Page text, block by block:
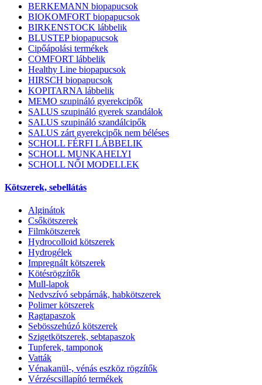
BERKEMANN biopapucsok
BIOKOMFORT biopapucsok
BIRKENSTOCK lábbelik
BLUSTEP biopapucsok
Cipőápolási termékek
COMFORT lábbelik
Healthy Line biopapucsok
HIRSCH biopapucsok
KOPITARNA lábbelik
MEMO szupináló gyerekcipők
SALUS szupináló gyerek szandálok
SALUS szupináló szandálcipők
SALUS zárt gyerekcipők nem béléses
SCHOLL FÉRFI LÁBBELIK
SCHOLL MUNKAHELYI
SCHOLL NŐI MODELLEK
Kötszerek, sebellátás
Alginátok
Csőkötszerek
Filmkötszerek
Hydrocolloid kötszerek
Hydrogélek
Impregnált kötszerek
Kötésrögzítők
Mull-lapok
Nedvszívó sebpárnák, habkötszerek
Polimer kötszerek
Ragtapaszok
Sebösszehúzó kötszerek
Szigetkötszerek, sebtapaszok
Tupferek, tamponok
Vatták
Vénakanül-, vénás eszköz rögzítők
Vérzéscsillapító termékek